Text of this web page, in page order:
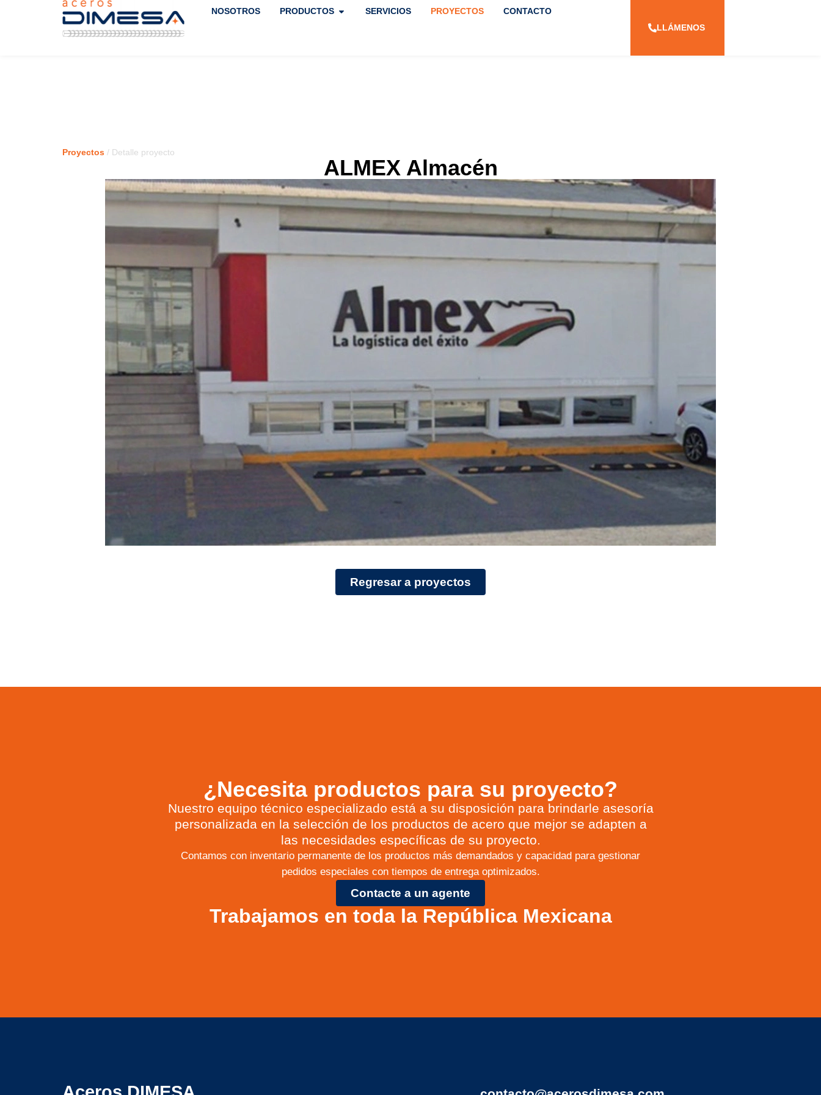
NOSOTROS PRODUCTOS SERVICIOS PROYECTOS
CONTACTO
LLÁMENOS
Proyectos / Detalle proyecto
ALMEX Almacén
Regresar a proyectos
¿Necesita productos para su proyecto?
Nuestro equipo técnico especializado está a su disposición para brindarle asesoría
personalizada en la selección de los productos de acero que mejor se adapten a
las necesidades específicas de su proyecto.
Contamos con inventario permanente de los productos más demandados y capacidad para gestionar
pedidos especiales con tiempos de entrega optimizados.
Contacte a un agente
Trabajamos en toda la República Mexicana